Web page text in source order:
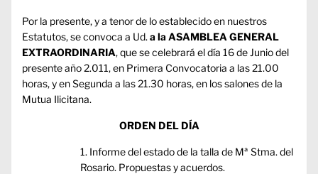
Por la presente, y a tenor de lo establecido en nuestros
Estatutos, se convoca a Ud. a la ASAMBLEA GENERAL
EXTRAORDINARIA, que se celebrará el día 16 de Junio del
presente año 2.011, en Primera Convocatoria a las 21.00
horas, y en Segunda a las 21.30 horas, en los salones de la
Mutua Ilicitana.
ORDEN DEL DÍA
Informe del estado de la talla de Mª Stma. del
Rosario. Propuestas y acuerdos.